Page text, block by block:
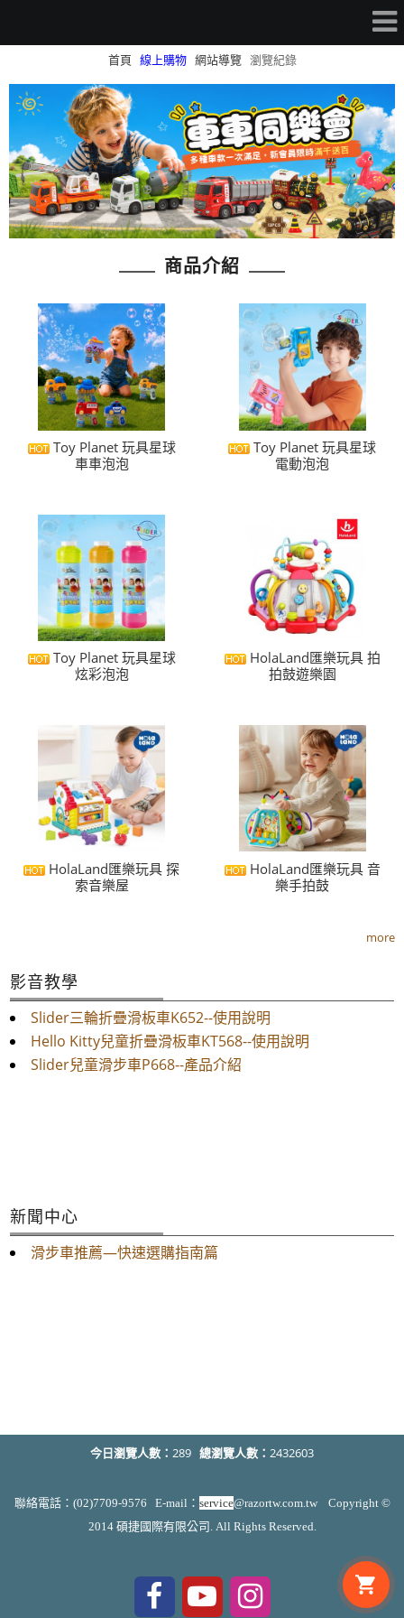
首頁 線上購物 網站導覽 瀏覽紀錄
商品介紹
Toy Planet 玩具星球
車車泡泡
Toy Planet 玩具星球
電動泡泡
Toy Planet 玩具星球
炫彩泡泡
HolaLand匯樂玩具 拍
拍鼓遊樂園
HolaLand匯樂玩具 探
索音樂屋
HolaLand匯樂玩具 音
樂手拍鼓
more
影音教學
Slider三輪折疊滑板車K652--使用說明
Hello Kitty兒童折疊滑板車KT568--使用說明
Slider兒童滑步車P668--產品介紹
新聞中心
滑步車推薦—快速選購指南篇
今日瀏覽人數： 289 總瀏覽人數： 2432603
聯絡電話：(02)7709-9576 E-mail： service@razortw.com.tw Copyright ©
2014 碩捷國際有限公司. All Rights Reserved.